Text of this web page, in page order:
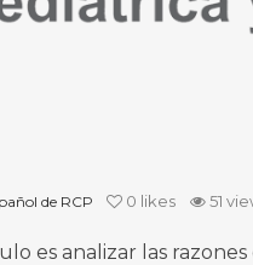
de RCP 0 likes 51
es analizar las